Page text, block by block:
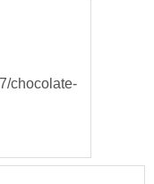
chocolate-